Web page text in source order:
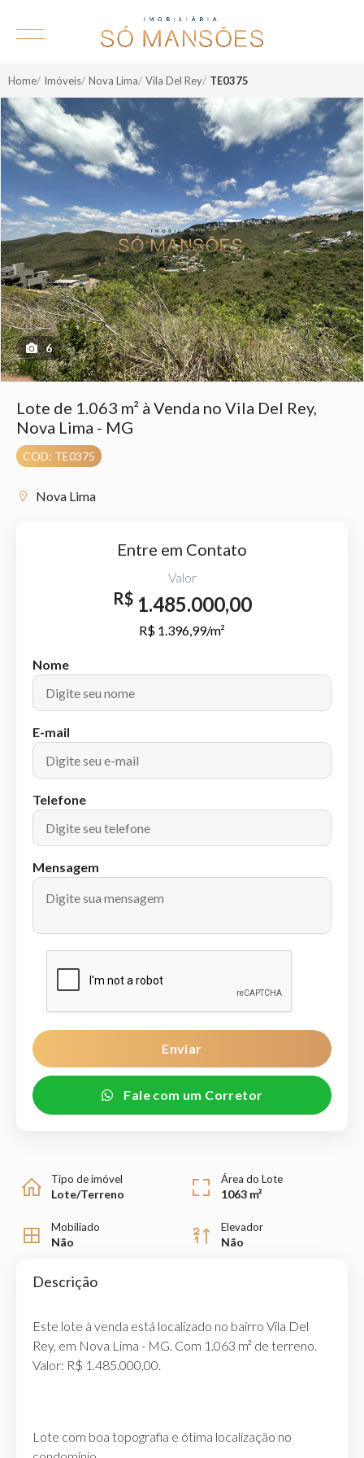
Home Imóveis Nova Lima Vila Del Rey TE0375
6
Lote de 1.063 m² à Venda no Vila Del Rey,
Nova Lima - MG
COD: TE0375
Nova Lima
Entre em Contato
Valor
R$1.485.000,00
R$ 1.396,99/m²
Nome
E-mail
Telefone
Mensagem
Enviar
Fale com um Corretor
Tipo de imóvel
Lote/Terreno
Área do Lote
1063 m²
Mobiliado
Não
Elevador
Não
Descrição
Este lote à venda está localizado no bairro Vila Del
Rey, em Nova Lima - MG. Com 1.063 m² de terreno.
Valor: R$ 1.485.000,00.
Lote com boa topografia e ótima localização no